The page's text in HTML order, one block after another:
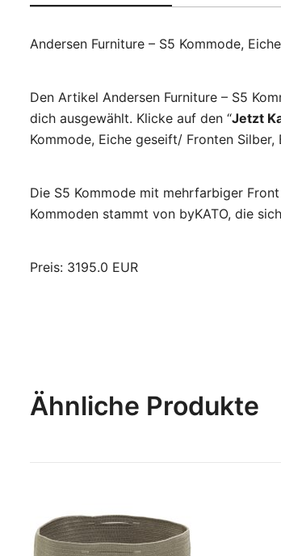
Andersen Furniture – S5 Kommode,
Den Artikel Andersen Furniture – S5
dich ausgewählt. Klicke auf den “Jetzt
Kommode, Eiche geseift/ Fronten
Die S5 Kommode mit mehrfarbiger
Kommoden stammt von byKATO, die
Preis: 3195.0 EUR
Ähnliche Produkte